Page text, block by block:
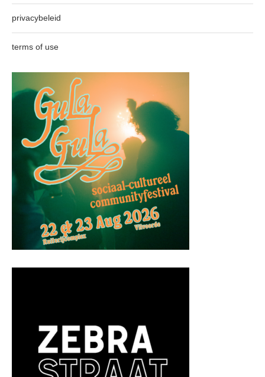
privacybeleid
terms of use